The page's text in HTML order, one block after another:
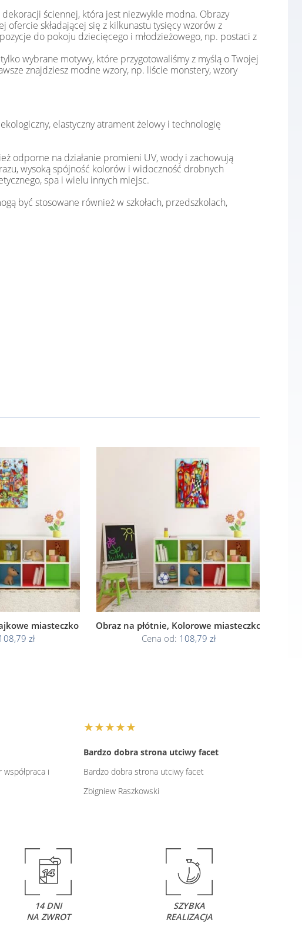
ściennej, która jest niezwykle modna. Obrazy
składającej się z kilkunastu tysięcy wzorów z
do pokoju dziecięcego i młodzieżowego, np. postaci z
wybrane motywy, które przygotowaliśmy z myślą o Twojej
znajdziesz modne wzory, np. liście monstery, wzory
elastyczny atrament żelowy i technologię
odporne na działanie promieni UV, wody i zachowują
wysoką spójność kolorów i widoczność drobnych
spa i wielu innych miejsc.
być stosowane również w szkołach, przedszkolach,
miasteczko
zł
Obraz na płótnie, Kolorowe miasteczko
Cena od: 108,79 zł
współpraca i
★★★★★
Bardzo dobra strona utciwy facet
Bardzo dobra strona utciwy facet
Zbigniew Raszkowski
14 DNI
NA ZWROT
SZYBKA
REALIZACJA